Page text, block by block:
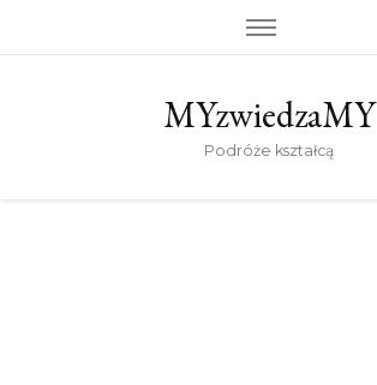
MYzwiedzaMY
Podróże kształcą